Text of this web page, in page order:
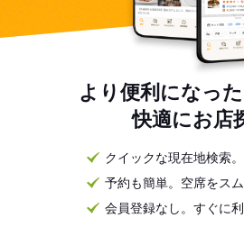
より便利になっ
快適にお店
クイックな現在地検索
予約も簡単。空席をス
会員登録なし。すぐに